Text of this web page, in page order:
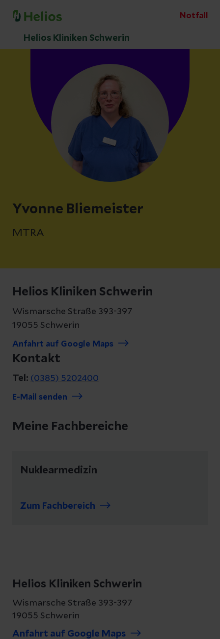
Notfall
Helios Kliniken Schwerin
Yvonne Bliemeister
MTRA
Helios Kliniken Schwerin
Wismarsche Straße 393-397
19055 Schwerin
Anfahrt auf Google Maps
Kontakt
Tel: (0385) 5202400
E-Mail senden
Meine Fachbereiche
Nuklearmedizin
Zum Fachbereich
Helios Kliniken Schwerin
Wismarsche Straße 393-397
19055 Schwerin
Anfahrt auf Google Maps